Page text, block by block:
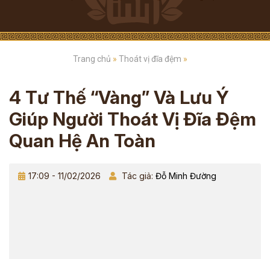
Trang chủ » Thoát vị đĩa đệm »
4 Tư Thế “vàng” Và Lưu Ý
Giúp Người Thoát Vị Đĩa Đệm
Quan Hệ An Toàn
17:09 - 11/02/2026 Tác giả: Đỗ Minh Đường